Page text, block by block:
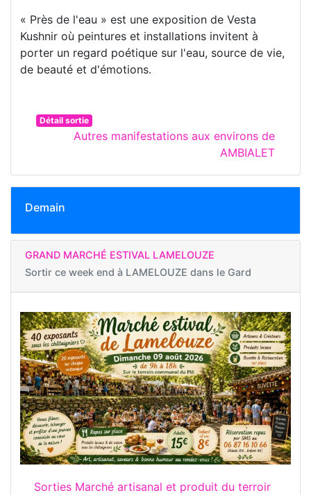
« Près de l'eau » est une exposition de Vesta
Kushnir où peintures et installations invitent à
porter un regard poétique sur l'eau, source de vie,
de beauté et d'émotions.
Détail sortie
Autres manifestations aux environs de
AMBIALET
Demain
GRAND MARCHÉ ESTIVAL LAMELOUZE
Sortir ce week end à LAMELOUZE dans le Gard
Sorties Marché artisanal et produit du terroir